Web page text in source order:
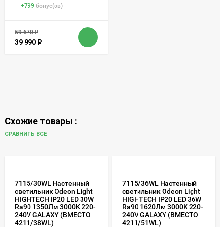
+799 бонус(ов)
59 670₽
39 990 ₽
Схожие товары :
СРАВНИТЬ ВСЕ
7115/30WL Настенный
светильник Odeon Light
HIGHTECH IP20 LED 30W
Ra90 1350Лм 3000K 220-
240V GALAXY (ВМЕСТО
4211/38WL)
7115/36WL Настенный
светильник Odeon Light
HIGHTECH IP20 LED 36W
Ra90 1620Лм 3000K 220-
240V GALAXY (ВМЕСТО
4211/51WL)